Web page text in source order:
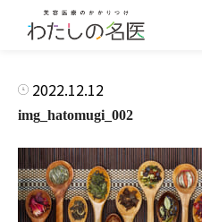
2022.12.12
img_hatomugi_002